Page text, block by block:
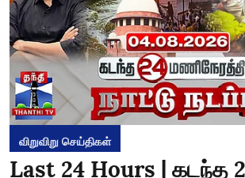
விறுவிறு செய்திகள்
Last 24 Hours | கடந்த